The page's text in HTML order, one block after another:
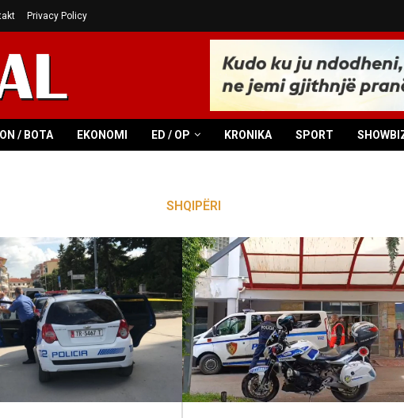
Privacy Policy
/ BOTA EKONOMI ED / OP KRONIKA SPORT
SHQIPËRI